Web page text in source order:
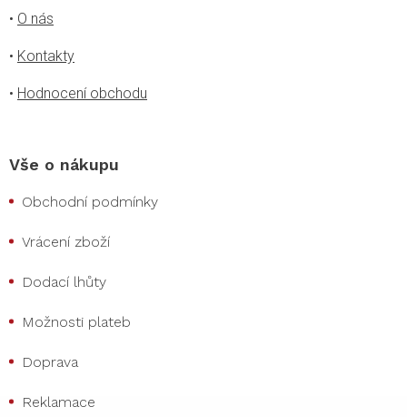
• O nás
• Kontakty
• Hodnocení obchodu
Vše o nákupu
Obchodní podmínky
Vrácení zboží
Dodací lhůty
Možnosti plateb
Doprava
Reklamace